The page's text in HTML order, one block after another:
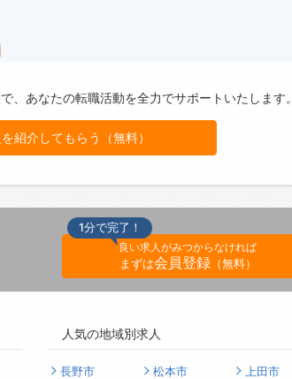
で、 あなたの転職活動を全力でサポートいたします。
紹介してもらう（無料）
1分で完了！
良い求人がみつからなければ
まずは会員登録（無料）
人気の地域別求人
長野市 松本市
上田市